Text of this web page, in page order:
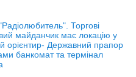
Торгові
майданчик має локацію у
орієнтир- Державний прапор
банкомат та термінал